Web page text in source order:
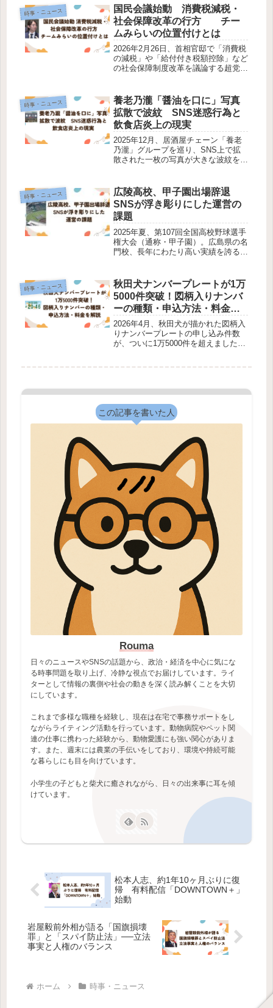
る」と述べましたこの発言により、ガ
ソリン税に上乗せされている旧暫...
時事・ニュース
国民会議始動 消費税減税・
社会保障改革の行方 チー
ムみらいの位置付けとは
2026年2月26日、首相官邸で「消費税
の減税」や「給付付き税額控除」など
の社会保障制度改革を議論する超党派
し、夏前に中間とりまとめを行い、早
期に関連法案を国会へ提出したいと...
時事・ニュース
養老乃瀧「醤油を口に」写真
拡散で波紋 SNS迷惑行為と
飲食店炎上の現実
2025年12月、居酒屋チェーン「養老
乃瀧」グループを巡り、SNS上で拡
散された一枚の写真が大きな波紋を広
な様子を撮影した画像です。この投稿
がSNS上で拡散され、「不衛生で...
時事・ニュース
広陵高校、甲子園出場辞退
SNSが浮き彫りにした運営の
課題
2025年夏、第107回全国高校野球選手
権大会（通称・甲子園）。広島県の名
門校、長年にわたり高い実績を誇る学
断は、高校野球界に大きな衝撃をもた
らしただけでなく、 部活動の安...
時事・ニュース
秋田犬ナンバープレートが1万
5000件突破！図柄入りナンバ
ーの種類・申込方法・料金を
解説
2026年4月、秋田犬が描かれた図柄入
りナンバープレートの申し込み件数
が、ついに1万5000件を超えました。
この記事を書いた人
Rouma
日々のニュースやSNSの話題から、政治・経済を中心に気にな
る時事問題を取り上げ、冷静な視点でお届けしています。ライ
ターとして情報の裏側や社会の動きを深く読み解くことを大切
にしています。
これまで多様な職種を経験し、現在は在宅で事務サポートをし
ながらライティング活動を行っています。動物病院やペット関
連の仕事に携わった経験から、動物愛護にも強い関心がありま
す。また、週末には農業の手伝いをしており、環境や持続可能
な暮らしにも目を向けています。
小学生の子どもと柴犬に癒されながら、日々の出来事に耳を傾
けています。
松本人志、約1年10ヶ月ぶりに復
帰 有料配信「DOWNTOWN＋」
始動
岩屋毅前外相が語る「国旗損壊
罪」と「スパイ防止法」──立法
事実と人権のバランス
ホーム 時事・ニュース